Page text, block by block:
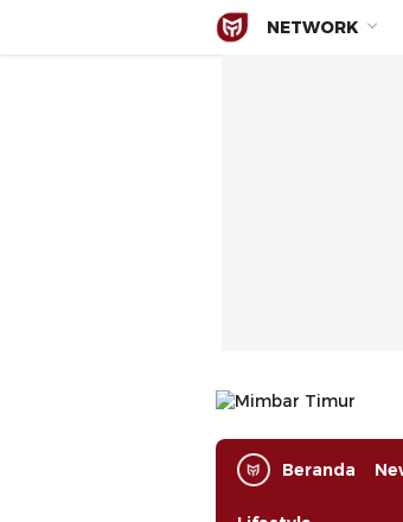
NETWORK
Mimbar Timur
Media Berjaringan
Beranda